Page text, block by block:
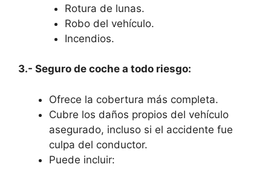
Rotura de lunas.
Robo del vehículo.
Incendios.
3.- Seguro de coche a todo riesgo:
Ofrece la cobertura más completa.
Cubre los daños propios del vehículo
asegurado, incluso si el accidente fue
culpa del conductor.
Puede incluir: